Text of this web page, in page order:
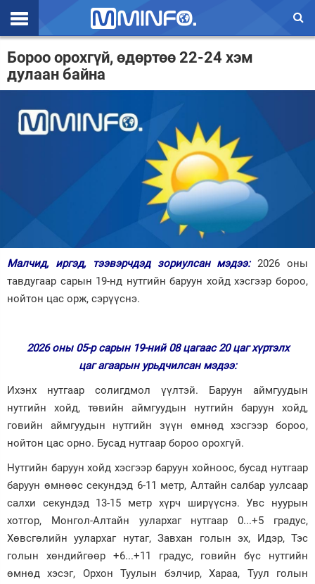
Эхлэл
Цаг агаар
Валют ханш
Улс төр
Нийгэм
Дэлхий
Бороо орохгүй, өдөртөө 22-24 хэм
дулаан байна
Малчид, иргэд, тээвэрчдэд зориулсан мэдээ:2026 оны
тавдугаар сарын 19-нд нутгийн баруун хойд хэсгээр бороо,
нойтон цас орж, сэрүүснэ.
2026 оны 05-р сарын 19-ний 08 цагаас 20 цаг хүртэлх
цаг агаарын урьдчилсан мэдээ:
Ихэнх нутгаар солигдмол үүлтэй. Баруун аймгуудын
нутгийн хойд, төвийн аймгуудын нутгийн баруун хойд,
говийн аймгуудын нутгийн зүүн өмнөд хэсгээр бороо,
нойтон цас орно. Бусад нутгаар бороо орохгүй.
Нутгийн баруун хойд хэсгээр баруун хойноос, бусад нутгаар
баруун өмнөөс секундэд 6-11 метр, Aлтайн салбар уулсаар
салхи секундэд 13-15 метр хүрч ширүүснэ. Увс нуурын
хотгор, Монгол-Алтайн уулархаг нутгаар 0...+5 градус,
Хөвсгөлийн уулархаг нутаг, Завхан голын эх, Идэр, Тэс
голын хөндийгөөр +6...+11 градус, говийн бүс нутгийн
өмнөд хэсэг, Орхон Туулын бэлчир, Хараа, Туул голын